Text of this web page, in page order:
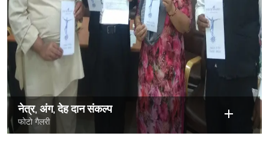
नेत्र, अंग, देह दान संकल्प
फोटो गैलरी